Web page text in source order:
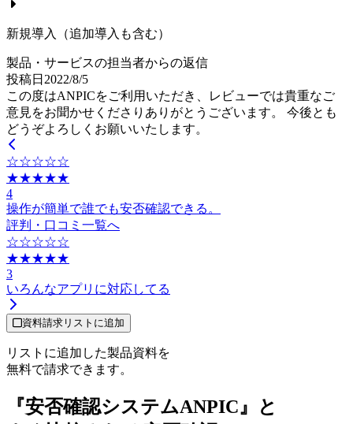
新規導入（追加導入も含む）
製品・サービスの担当者からの返信
投稿日 2022/8/5
この度はANPICをご利用いただき、レビューでは貴重なご
意見をお聞かせくださりありがとうございます。 今後とも
どうぞよろしくお願いいたします。
☆☆☆☆☆
★★★★★
4
操作が簡単で誰でも安否確認できる。
評判・口コミ一覧へ
☆☆☆☆☆
★★★★★
3
いろんなアプリに対応してる
資料請求リストに追加
リストに追加した製品資料を
無料で請求できます。
『安否確認システムANPIC』と